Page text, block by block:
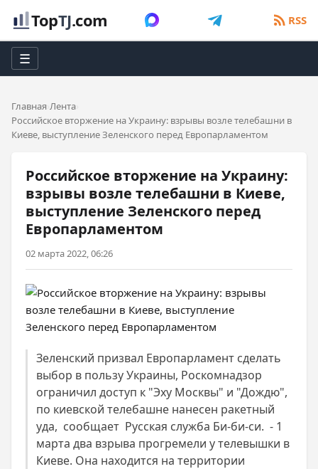
TopTJ.com RSS
☰
Главная Лента
Российское вторжение на Украину: взрывы возле телебашни в
Киеве, выступление Зеленского перед Европарламентом
Российское вторжение на Украину:
взрывы возле телебашни в Киеве,
выступление Зеленского перед
Европарламентом
02 марта 2022, 06:26
Зеленский призвал Европарламент сделать
выбор в пользу Украины, Роскомнадзор
ограничил доступ к "Эху Москвы" и "Дождю",
по киевской телебашне нанесен ракетный
уда, сообщает Русская служба Би-би-си. - 1
марта два взрыва прогремели у телевышки в
Киеве. Она находится на территории